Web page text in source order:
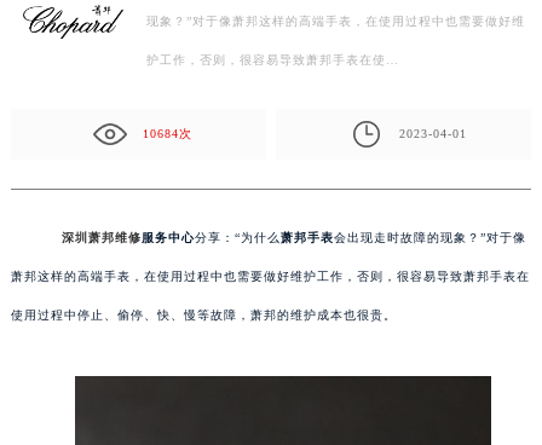
现象？”对于像萧邦这样的高端手表，在使用过程中也需要做好维
护工作，否则，很容易导致萧邦手表在使…
10684次 2023-04-01
深圳萧邦维修服务中心分享：“为什么萧邦手表会出现走时故障的现象？”对于像
萧邦这样的高端手表，在使用过程中也需要做好维护工作，否则，很容易导致萧邦手表在
使用过程中停止、偷停、快、慢等故障，萧邦的维护成本也很贵。